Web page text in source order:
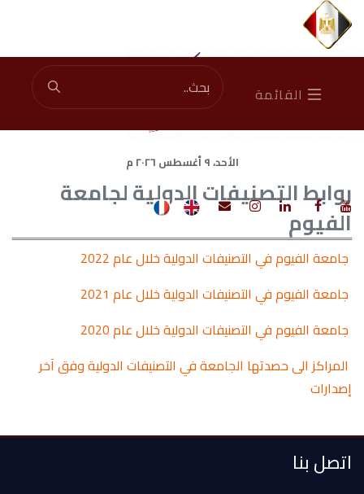
إجمالي الزوار: 46561521
الأحد، ٩ أغسطس ٢٠٢٦ م
القائمة
روابط التصنيفات الدولية لجامعة
الفيوم
جامعة الفيوم في التصنيفات الدولية خلال عام 2022
جامعة الفيوم في التصنيفات الدولية خلال عام 2021
جامعة الفيوم في التصنيفات الدولية خلال عام 2020
المراكز الى حصدتها الجامعة في التصنيفات الدولية وفق آخر
إصدارات
اتصل بنا